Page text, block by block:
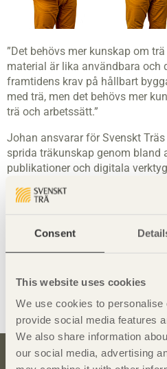
Consent
This website uses cookies
We use cookies to personalise
provide social media features
We also share information
our social media, advertising
”Det behövs mer kunskap om
material är lika användbara och
framtidens krav på hållbart
med trä, men det behövs mer
trä och arbetssätt.”
Johan ansvarar för Svenskt
sprida träkunskap genom bland
publikationer och digitala
Limträkommittén och ingår i
styrgruppen för limträ i
ett enhetligt sätt för att skapa